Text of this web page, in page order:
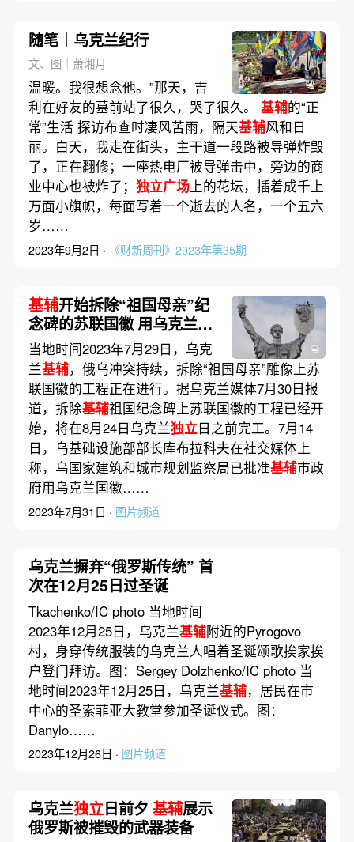
随笔｜乌克兰纪行
文、图｜萧湘月
温暖。我很想念他。”那天，吉
利在好友的墓前站了很久，哭了很久。 基辅的“正
常”生活 探访布查时凄风苦雨，隔天基辅风和日
丽。白天，我走在街头，主干道一段路被导弹炸毁
了，正在翻修；一座热电厂被导弹击中，旁边的商
业中心也被炸了； 独立广场上的花坛，插着成千上
万面小旗帜，每面写着一个逝去的人名，一个五六
岁……
2023年9月2日 · 《财新周刊》2023年第35期
基辅开始拆除“祖国母亲”纪
念碑的苏联国徽 用乌克兰国
徽上三叉戟取代
当地时间2023年7月29日，乌克
兰基辅，俄乌冲突持续，拆除“祖国母亲”雕像上苏
联国徽的工程正在进行。据乌克兰媒体7月30日报
道，拆除基辅祖国纪念碑上苏联国徽的工程已经开
始，将在8月24日乌克兰独立日之前完工。7月14
日，乌基础设施部部长库布拉科夫在社交媒体上
称，乌国家建筑和城市规划监察局已批准基辅市政
府用乌克兰国徽……
2023年7月31日 · 图片频道
乌克兰摒弃“俄罗斯传统” 首
次在12月25日过圣诞
Tkachenko/IC photo 当地时间
2023年12月25日，乌克兰基辅附近的Pyrogovo
村，身穿传统服装的乌克兰人唱着圣诞颂歌挨家挨
户登门拜访。图：Sergey Dolzhenko/IC photo 当
地时间2023年12月25日，乌克兰基辅，居民在市
中心的圣索菲亚大教堂参加圣诞仪式。图：
Danylo……
2023年12月26日 · 图片频道
乌克兰独立日前夕 基辅展示
俄罗斯被摧毁的武器装备